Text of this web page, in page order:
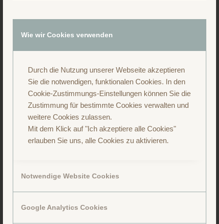
Wie wir Cookies verwenden
Durch die Nutzung unserer Webseite akzeptieren
Sie die notwendigen, funktionalen Cookies. In den
Cookie-Zustimmungs-Einstellungen können Sie die
Zustimmung für bestimmte Cookies verwalten und
weitere Cookies zulassen.
Mit dem Klick auf "Ich akzeptiere alle Cookies"
erlauben Sie uns, alle Cookies zu aktivieren.
Notwendige Website Cookies
Google Analytics Cookies
Folge uns auf Instagram